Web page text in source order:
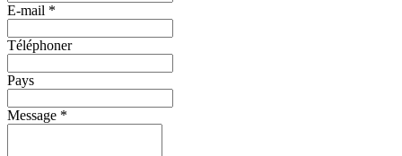
E-mail *
Téléphoner
Pays
Message *